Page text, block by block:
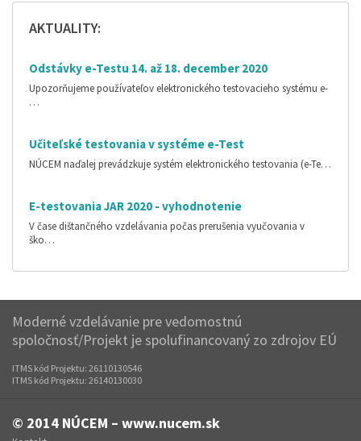
AKTUALITY:
Odstávky e-Testu 14. až 18. december 2020
Upozorňujeme používateľov elektronického testovacieho systému e-
…
Učiteľské testovania v systéme e-Test
NÚCEM naďalej prevádzkuje systém elektronického testovania (e-Te…
E-testovania JAR 2020 - vyhodnotenie
V čase dištančného vzdelávania počas prerušenia vyučovania v
ško…
Moderné vzdelávanie pre vedomostnú
spoločnosť/Projekt je spolufinancovaný zo zdrojov EÚ
ITMS kód Projektu: 26110130546
ITMS kód Projektu: 26140130030
© 2014 NÚCEM – www.nucem.sk